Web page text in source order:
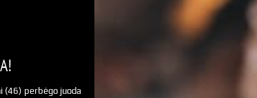
(46) perbėgo juoda